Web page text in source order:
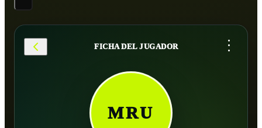
FICHA DEL JUGADOR ...
MRU